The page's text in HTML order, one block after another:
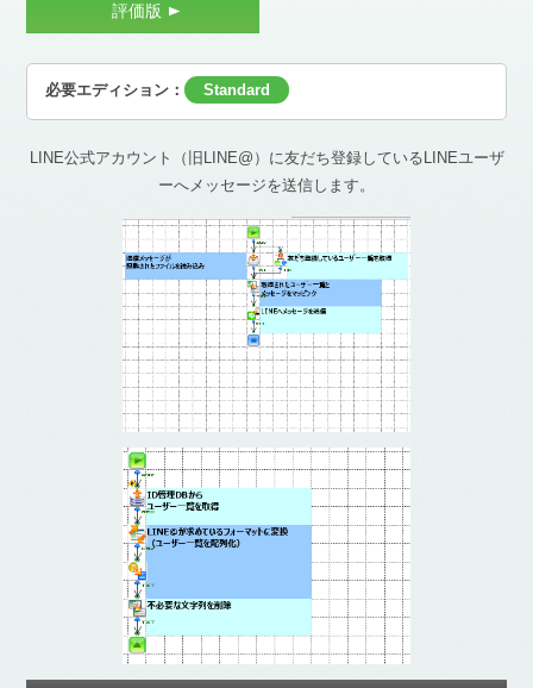
評価版
必要エディション： Standard
LINE公式アカウント（旧LINE@）に友だち登録しているLINEユーザ
ーへメッセージを送信します。